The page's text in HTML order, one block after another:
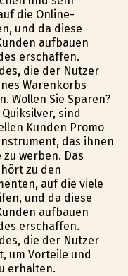
die Online-
und da diese
aufbauen
erschaffen.
die der Nutzer
Warenkorbs
Wollen Sie Sparen?
sind
Kunden Promo
das ihnen
werben. Das
zu den
auf die viele
und da diese
aufbauen
erschaffen.
die der Nutzer
um Vorteile und
erhalten.